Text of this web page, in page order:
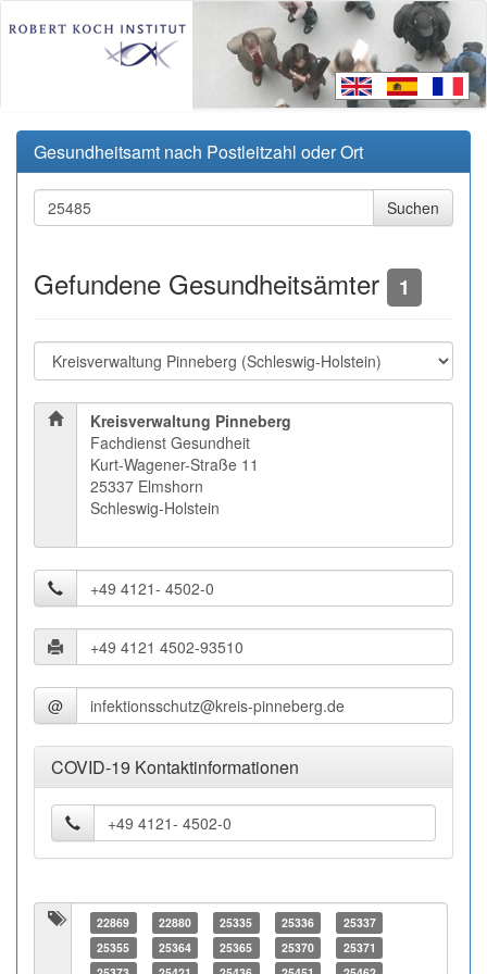
Gesundheitsamt nach Postleitzahl oder Ort
Gefundene Gesundheitsämter 1
Kreisverwaltung Pinneberg
Fachdienst Gesundheit
Kurt-Wagener-Straße 11
25337 Elmshorn
Schleswig-Holstein
@
COVID-19 Kontaktinformationen
22869 22880 25335 25336
25337
25355
25364 25365 25370
25371